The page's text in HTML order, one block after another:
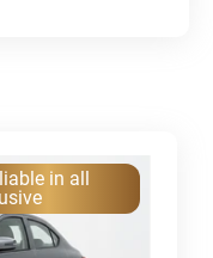
in all